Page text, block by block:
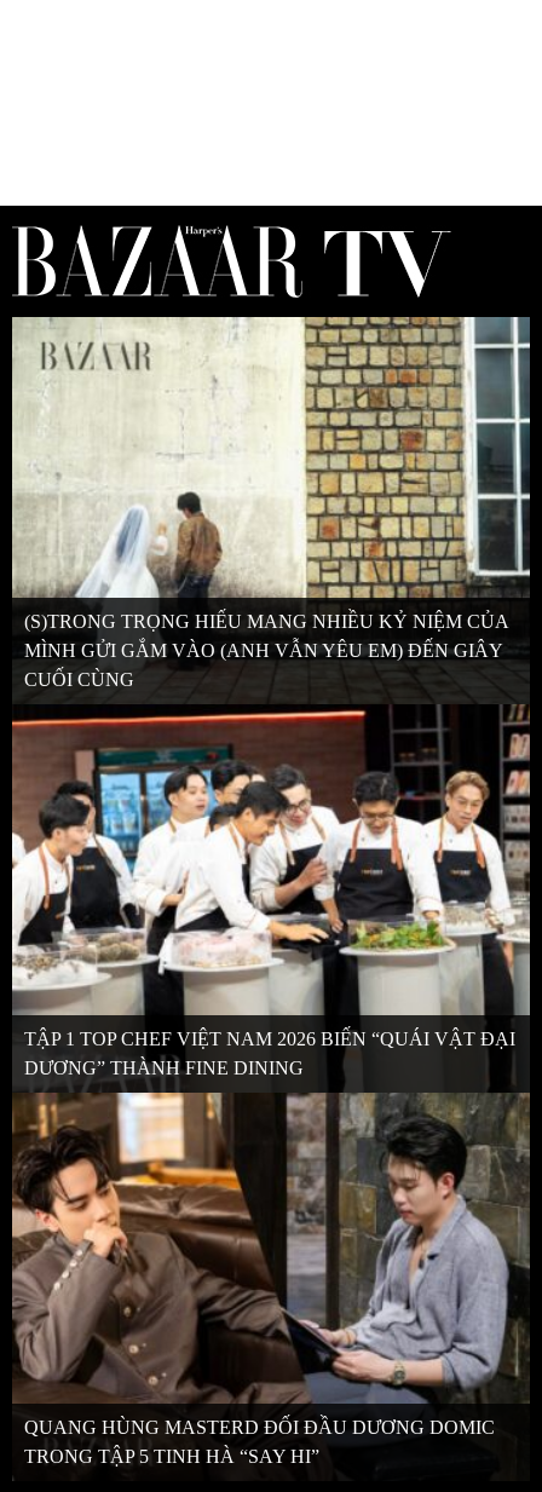
(S)TRONG TRỌNG HIẾU MANG NHIỀU KỶ NIỆM CỦA
MÌNH GỬI GẮM VÀO (ANH VẪN YÊU EM) ĐẾN GIÂY
CUỐI CÙNG
TẬP 1 TOP CHEF VIỆT NAM 2026 BIẾN “QUÁI VẬT ĐẠI
DƯƠNG” THÀNH FINE DINING
QUANG HÙNG MASTERD ĐỐI ĐẦU DƯƠNG DOMIC
TRONG TẬP 5 TINH HÀ “SAY HI”